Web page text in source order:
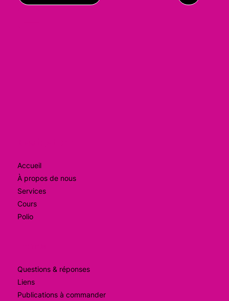
Accueil
À propos de nous
Services
Cours
Polio
Questions & réponses
Liens
Publications à commander